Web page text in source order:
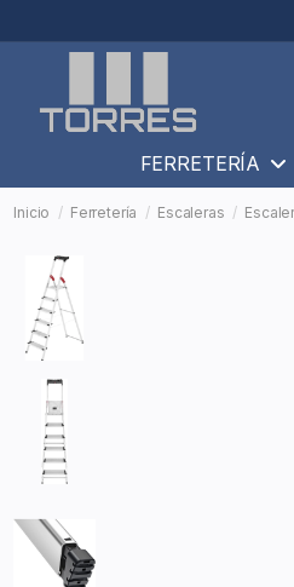
FERRETERÍA
Inicio Ferretería Escaleras